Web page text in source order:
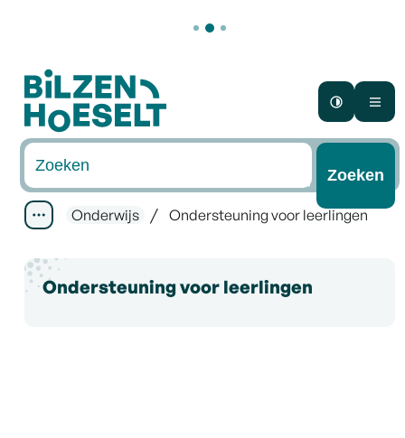
Bilzen-Hoeselt
Waarmee kunnen we jou helpen?
Zoeken
Hoog
Toon alle broodkruimel items
Onderwijs Ondersteuning voor leerlingen
Ondersteuning voor leerlingen